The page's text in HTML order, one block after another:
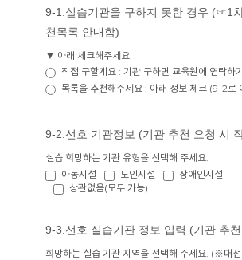
9-1.실습기관을 구하지 못한 경우 (☞1
천목록 안내함)
▼ 아래 체크해주세요
직접 구할게요 : 기관 구하면 교육원에 연락하
목록을 추천해주세요 : 아래 정보 체크 (9-2로
9-2.선호 기관정보 (기관 추천 요청 시
실습 희망하는 기관 유형을 선택해 주세요.
아동시설
노인시설
장애인시설
상관없음(모두 가능)
9-3.선호 실습기관 정보 입력 (기관 추
희망하는 실습 기관 지역을 선택해 주세요. (※대